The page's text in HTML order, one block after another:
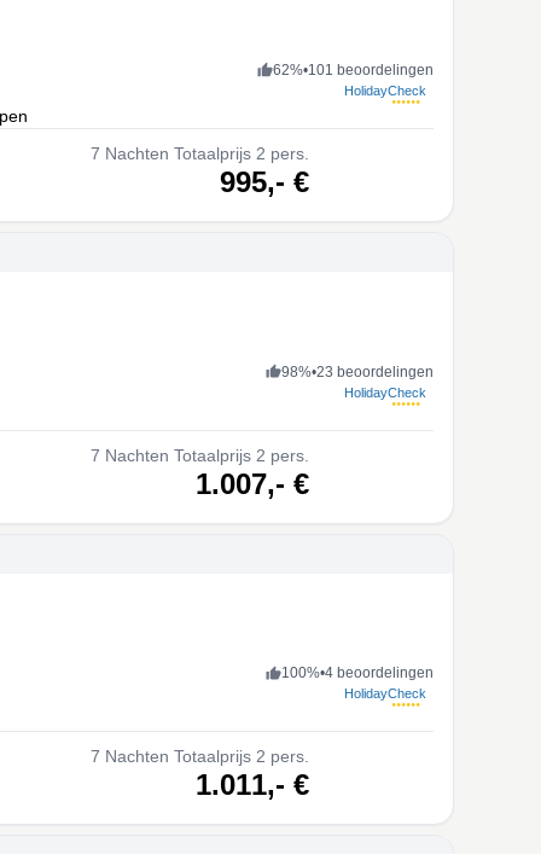
62%•101 beoordelingen
HolidayCheck
7 Nachten Totaalprijs 2 pers.
995,- €
98%•23 beoordelingen
HolidayCheck
7 Nachten Totaalprijs 2 pers.
1.007,- €
100%•4 beoordelingen
HolidayCheck
7 Nachten Totaalprijs 2 pers.
1.011,- €